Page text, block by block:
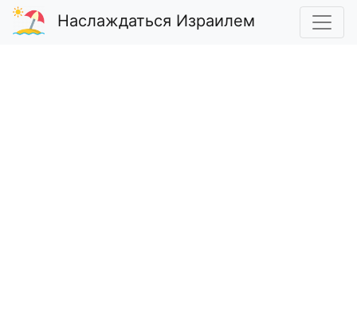
Наслаждаться Израилем